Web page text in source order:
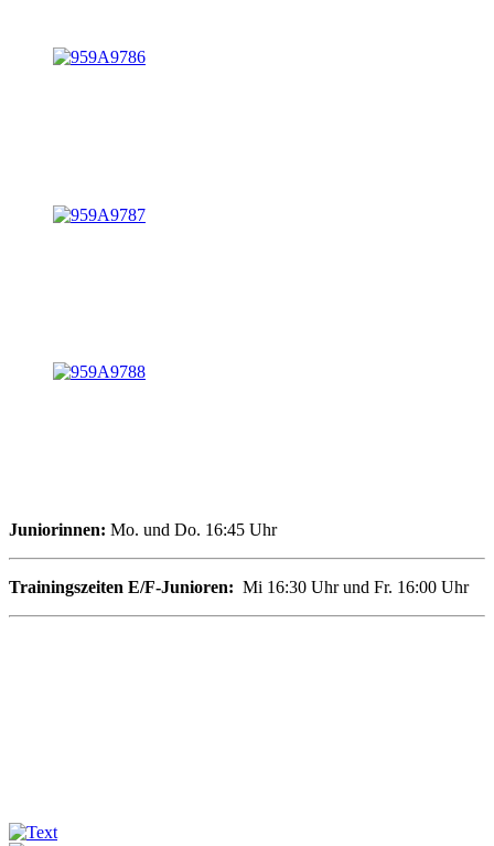
Juniorinnen: Mo. und Do. 16:45 Uhr
Trainingszeiten E/F-Junioren: Mi 16:30 Uhr und Fr. 16:00 Uhr